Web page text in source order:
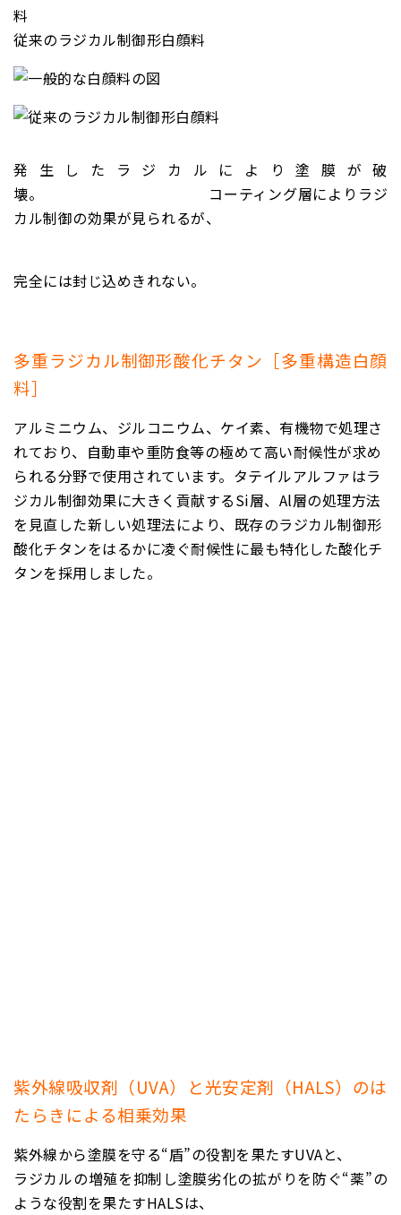
料
従来のラジカル制御形白顔料
発生したラジカルにより塗膜が破
壊。 コーティング層によりラジ
カル制御の効果が見られるが、
完全には封じ込めきれない。
多重ラジカル制御形酸化チタン［多重構造白顔
料］
アルミニウム、ジルコニウム、ケイ素、有機物で処理さ
れており、自動車や重防食等の極めて高い耐候性が求め
られる分野で使用されています。タテイルアルファはラ
ジカル制御効果に大きく貢献するSi層、Al層の処理方法
を見直した新しい処理法により、既存のラジカル制御形
酸化チタンをはるかに凌ぐ耐候性に最も特化した酸化チ
タンを採用しました。
紫外線吸収剤（UVA）と光安定剤（HALS）のは
たらきによる相乗効果
紫外線から塗膜を守る“盾”の役割を果たすUVAと、
ラジカルの増殖を抑制し塗膜劣化の拡がりを防ぐ“薬”の
ような役割を果たすHALSは、